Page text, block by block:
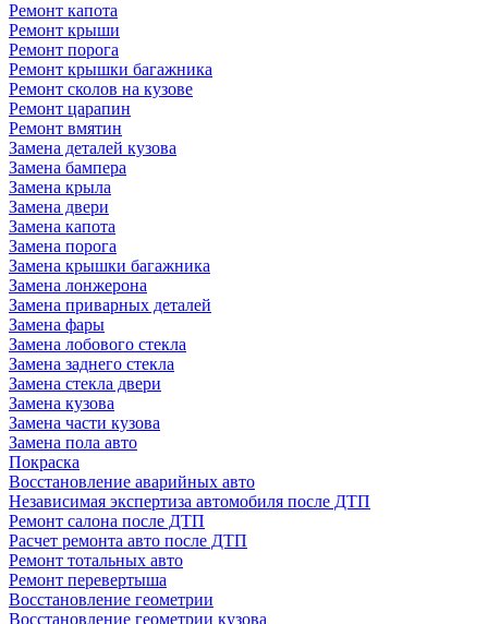
Ремонт капота
Ремонт крыши
Ремонт порога
Ремонт крышки багажника
Ремонт сколов на кузове
Ремонт царапин
Ремонт вмятин
Замена деталей кузова
Замена бампера
Замена крыла
Замена двери
Замена капота
Замена порога
Замена крышки багажника
Замена лонжерона
Замена приварных деталей
Замена фары
Замена лобового стекла
Замена заднего стекла
Замена стекла двери
Замена кузова
Замена части кузова
Замена пола авто
Покраска
Восстановление аварийных авто
Независимая экспертиза автомобиля после ДТП
Ремонт салона после ДТП
Расчет ремонта авто после ДТП
Ремонт тотальных авто
Ремонт перевертыша
Восстановление геометрии
Восстановление геометрии кузова